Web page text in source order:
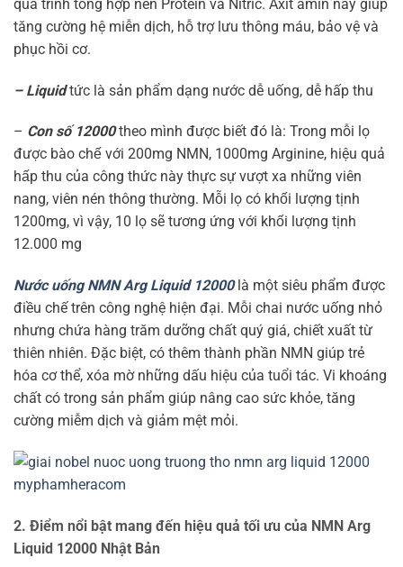
quá trình tổng hợp nên Protein và Nitric. Axit amin này giúp
tăng cường hệ miễn dịch, hỗ trợ lưu thông máu, bảo vệ và
phục hồi cơ.
– Liquidtức là sản phẩm dạng nước dễ uống, dễ hấp thu
– Con số 12000theo mình được biết đó là: Trong mỗi lọ
được bào chế với 200mg NMN, 1000mg Arginine, hiệu quả
hấp thu của công thức này thực sự vượt xa những viên
nang, viên nén thông thường. Mỗi lọ có khối lượng tịnh
1200mg, vì vậy, 10 lọ sẽ tương ứng với khối lượng tịnh
12.000 mg
Nước uống NMN Arg Liquid 12000là một siêu phẩm được
điều chế trên công nghệ hiện đại. Mỗi chai nước uống nhỏ
nhưng chứa hàng trăm dưỡng chất quý giá, chiết xuất từ
thiên nhiên. Đặc biệt, có thêm thành phần NMN giúp trẻ
hóa cơ thể, xóa mờ những dấu hiệu của tuổi tác. Vi khoáng
chất có trong sản phẩm giúp nâng cao sức khỏe, tăng
cường miễm dịch và giảm mệt mỏi.
2. Điểm nổi bật mang đến hiệu quả tối ưu của NMN Arg
Liquid 12000 Nhật Bản